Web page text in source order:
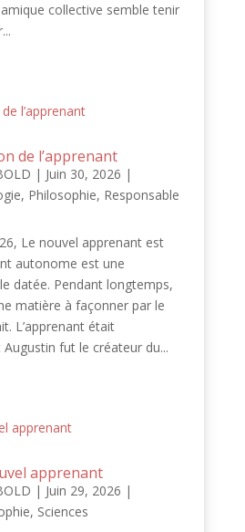
collective semble tenir
de l’apprenant
| Juin 30, 2026 |
, Philosophie, Responsable
Le nouvel apprenant est
autonome est une
datée. Pendant longtemps,
matière à façonner par le
L’apprenant était
fut le créateur du...
apprenant
| Juin 29, 2026 |
, Sciences